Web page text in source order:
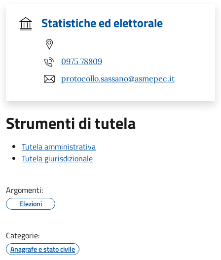
Statistiche ed elettorale
0975 78809
protocollo.sassano@asmepec.it
Strumenti di tutela
Tutela amministrativa
Tutela giurisdizionale
Argomenti:
Elezioni
Categorie:
Anagrafe e stato civile